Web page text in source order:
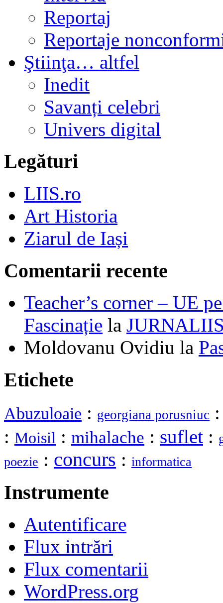
Reportaj
Reportaje
Ştiinţa… altfel
Inedit
Savanți celebri
Univers digital
Legături
LIIS.ro
Art Historia
Ziarul de Iași
Comentarii recente
Teacher’s corner – UE
Fascinație la
Moldovanu Ovidiu la
Etichete
Abuzuloaie : georgiana porusniuc
: Moisil : mihalache : suflet :
poezie : concurs : informatica
Instrumente
Autentificare
Flux intrări
Flux comentarii
WordPress.org